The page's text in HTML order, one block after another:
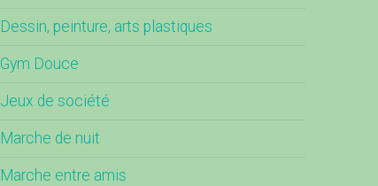
Dessin, peinture, arts plastiques
Gym Douce
Jeux de société
Marche de nuit
Marche entre amis